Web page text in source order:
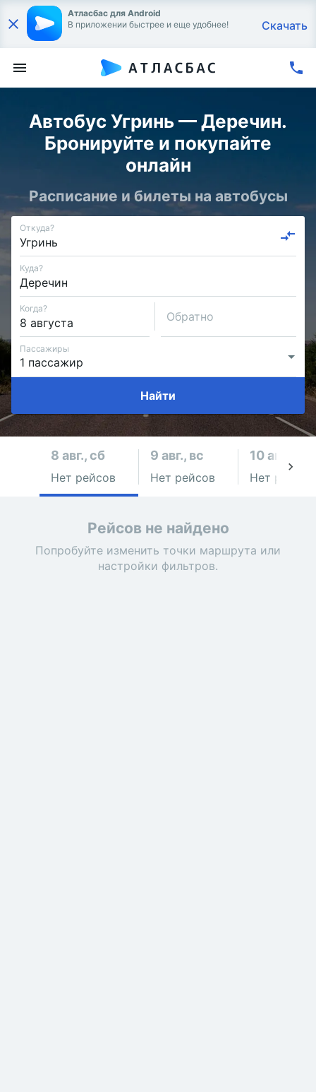
Атласбас для Android
В приложении быстрее и еще удобнее!
Скачать
Автобус Угринь — Деречин.
Бронируйте и покупайте
онлайн
Расписание и билеты на автобусы
Откуда?
Куда?
Когда?
Обратно
Пассажиры
Найти
8 авг., сб
Нет рейсов
9 авг., вс
Нет рейсов
10 авг., пн
Нет рейсов
Рейсов не найдено
Попробуйте изменить точки маршрута или
настройки фильтров.